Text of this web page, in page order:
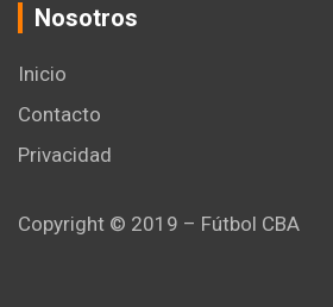
Nosotros
Inicio
Contacto
Privacidad
Copyright © 2019 – Fútbol CBA